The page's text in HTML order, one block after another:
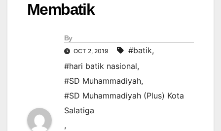
Membatik
By
OCT 2, 2019 #batik,
#hari batik nasional,
#SD Muhammadiyah,
#SD Muhammadiyah (Plus) Kota
Salatiga
,